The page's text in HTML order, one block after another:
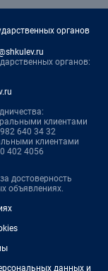
органов
органов:
клиентами
640 34 32
клиентами
402 4056
достоверность
объявлениях.
данных и